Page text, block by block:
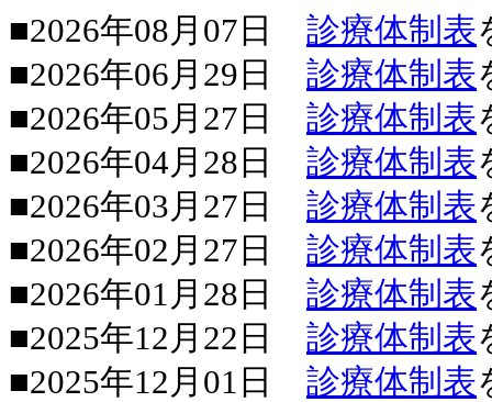
■2026年08月07日 診療体制表
■2026年06月29日 診療体制表
■2026年05月27日 診療体制表
■2026年04月28日 診療体制表
■2026年03月27日 診療体制表
■2026年02月27日 診療体制表
■2026年01月28日 診療体制表
■2025年12月22日 診療体制表
■2025年12月01日 診療体制表